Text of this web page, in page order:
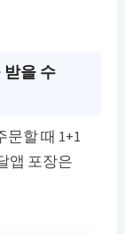
받을 수
문할 때 1+1
앱 포장은